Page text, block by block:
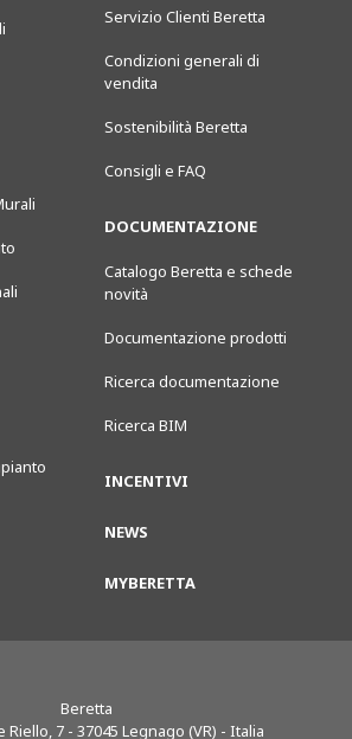
Servizio Clienti Beretta
Condizioni generali di
vendita
Sostenibilità Beretta
Consigli e FAQ
DOCUMENTAZIONE
Catalogo Beretta e schede
novità
Documentazione prodotti
Ricerca documentazione
Ricerca BIM
INCENTIVI
NEWS
MYBERETTA
Beretta
Riello, 7 - 37045 Legnago (VR) - Italia